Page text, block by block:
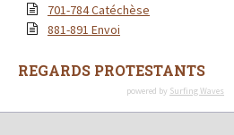
701-784 Catéchèse
881-891 Envoi
REGARDS PROTESTANTS
powered by Surfing Waves